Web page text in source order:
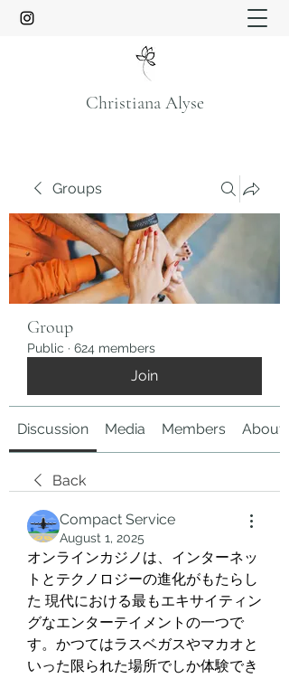
Christiana Alyse
Groups
Group
Public · 624 members
Join
Discussion Media Members About
Back
Compact Service
August 1, 2025
オンラインカジノは、インターネッ
トとテクノロジーの進化がもたらし
た 現代における最もエキサイティン
グなエンターテイメントの一つで
す。かつてはラスベガスやマカオと
いった限られた場所でしか体験でき